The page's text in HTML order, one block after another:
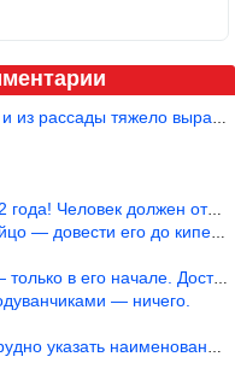
рассады тяжело вырастить!
должен отдыхать в с
его до кипения и выкл
в его начале. Достаточно
— ничего.
наименование рекоме